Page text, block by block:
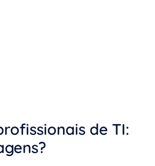
de TI: